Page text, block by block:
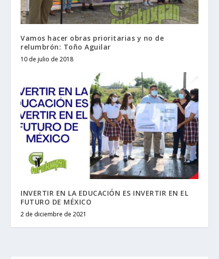
Vamos hacer obras prioritarias y no de
relumbrón: Toño Aguilar
10 de julio de 2018
INVERTIR EN LA EDUCACIÓN ES INVERTIR EN EL
FUTURO DE MÉXICO
2 de diciembre de 2021